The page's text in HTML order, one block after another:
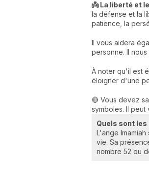
👼 La liberté et
la défense et la
patience, la
Il vous aidera
personne. Il
À noter qu'il est
éloigner d'une
🔴 Vous devez
symboles. Il peut
Quels sont
L'ange
vie. Sa
nombre 52 ou